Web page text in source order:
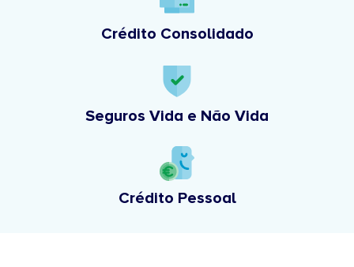
Crédito Consolidado
Seguros Vida e Não Vida
Crédito Pessoal